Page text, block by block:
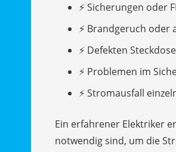
⚡ Sicherungen oder
⚡ Brandgeruch oder
⚡ Defekten
⚡ Problemen im
⚡ Stromausfall
Ein erfahrener Elektriker
notwendig sind, um die